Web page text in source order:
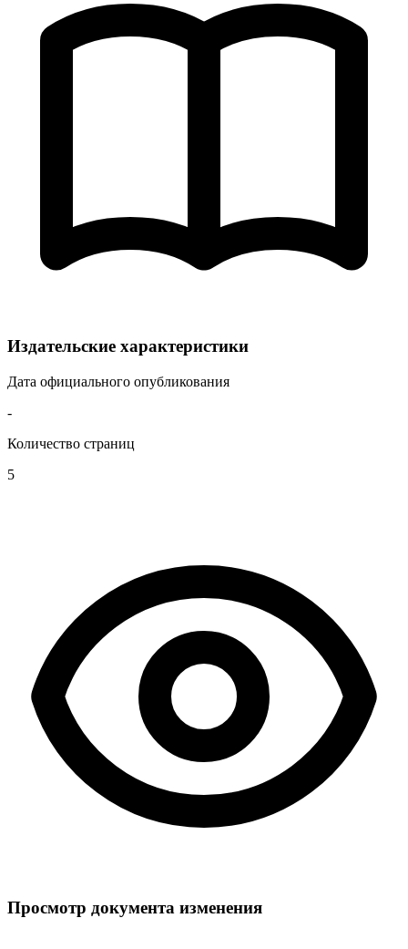
Издательские характеристики
Дата официального опубликования
-
Количество страниц
5
Просмотр документа изменения